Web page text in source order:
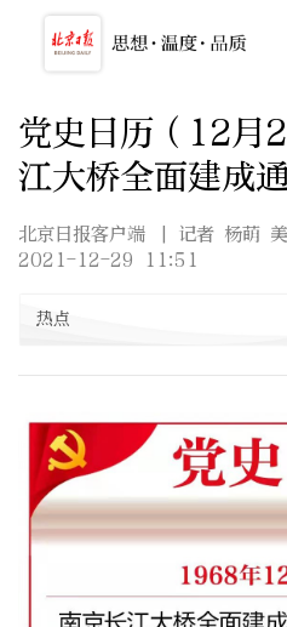
党史日历（12月
江大桥全面建成
北京日报客户端
| 记者 杨萌
2021-12-29 11:51
热点